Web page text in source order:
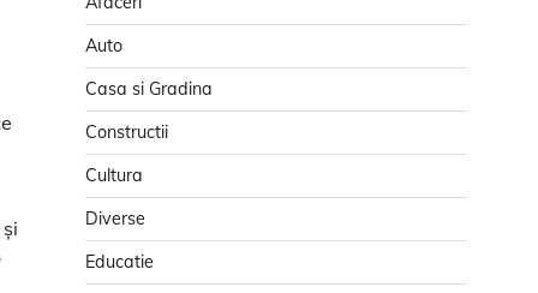
Auto
Casa si Gradina
Constructii
Cultura
Diverse
Educatie